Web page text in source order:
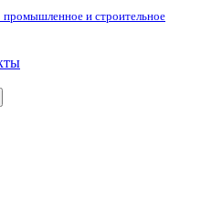
промышленное и строительное